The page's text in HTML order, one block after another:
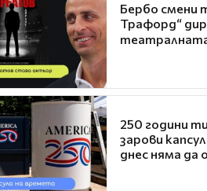
Бербо смени
Трафорд“
театралната
250 години
зарови
днес няма да